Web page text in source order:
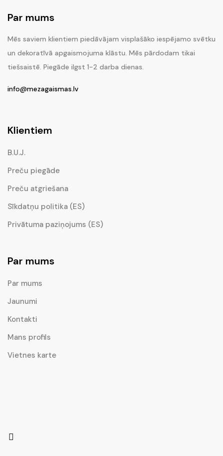
Par mums
Mēs saviem klientiem piedāvājam visplašāko iespējamo svētku
un dekoratīvā apgaismojuma klāstu. Mēs pārdodam tikai
tiešsaistē. Piegāde ilgst 1-2 darba dienas.
info@mezagaismas.lv
Klientiem
B.U.J.
Preču piegāde
Preču atgriešana
Sīkdatņu politika (ES)
Privātuma paziņojums (ES)
Par mums
Par mums
Jaunumi
Kontakti
Mans profils
Vietnes karte